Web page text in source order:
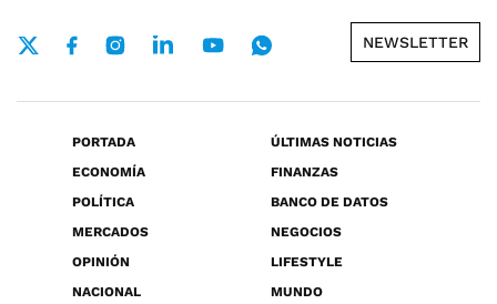
NEWSLETTER
PORTADA
ÚLTIMAS NOTICIAS
ECONOMÍA
FINANZAS
POLÍTICA
BANCO DE DATOS
MERCADOS
NEGOCIOS
OPINIÓN
LIFESTYLE
NACIONAL
MUNDO